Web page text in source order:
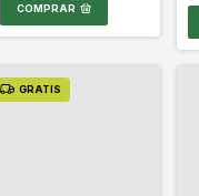
COMPRAR
GRATIS